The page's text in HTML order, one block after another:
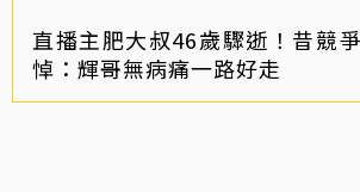
直播主肥大叔46歲驟逝！昔競
悼：輝哥無病痛一路好走